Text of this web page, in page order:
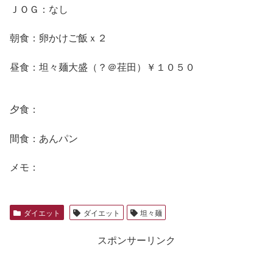
ＪＯＧ：なし
朝食：卵かけご飯ｘ２
昼食：坦々麺大盛（？＠荏田）￥１０５０
夕食：
間食：あんパン
メモ：
ダイエット ダイエット 坦々麺
スポンサーリンク